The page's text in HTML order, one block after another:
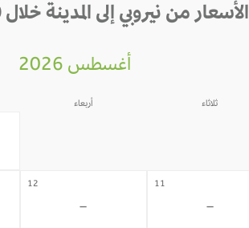
الأسعار من نيروبي إلى المدينة خلال 30 يوم القادمة
أغسطس 2026
ثلاثاء أربعاء
11
-
12
-